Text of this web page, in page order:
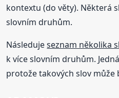
kontextu (do věty). Některá
slovním druhům.
Následujeseznam několika
k více slovním druhům.
protože takových slov může